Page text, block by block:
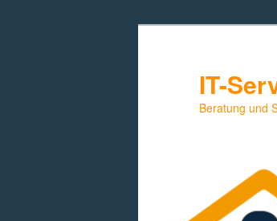
IT-
Beratung und